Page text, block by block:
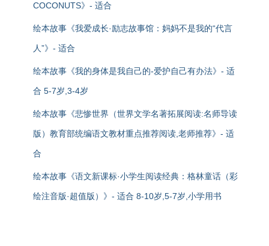
COCONUTS》- 适合
绘本故事《我爱成长·励志故事馆：妈妈不是我的“代言
人”》- 适合
绘本故事《我的身体是我自己的-爱护自己有办法》- 适
合 5-7岁,3-4岁
绘本故事《悲惨世界（世界文学名著拓展阅读:名师导读
版）教育部统编语文教材重点推荐阅读,老师推荐》- 适
合
绘本故事《语文新课标·小学生阅读经典：格林童话（彩
绘注音版·超值版）》- 适合 8-10岁,5-7岁,小学用书